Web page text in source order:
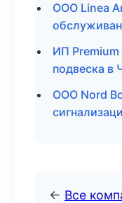
ООО Linea
ИП
подвеска в
ООО Nord
← Все